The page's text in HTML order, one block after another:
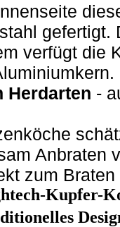
gefertigt.
verfügt die
Herdarten -
Anbraten
zum
Kupfer-